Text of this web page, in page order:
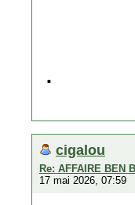
.
cigalou
Re: AFFAIRE BEN
17 mai 2026, 07:59